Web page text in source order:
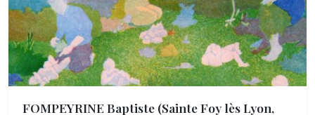
FOMPEYRINE Baptiste (Sainte Foy lès Lyon,